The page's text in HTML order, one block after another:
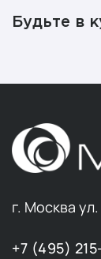
Будьте в
г. Москва
+7 (495)